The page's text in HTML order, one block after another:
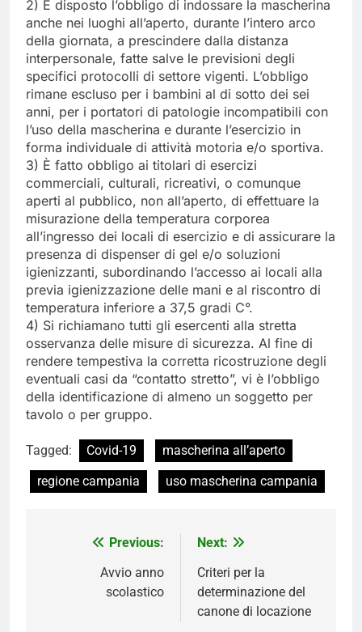
2) È disposto l’obbligo di indossare la mascherina
anche nei luoghi all’aperto, durante l’intero arco
della giornata, a prescindere dalla distanza
interpersonale, fatte salve le previsioni degli
specifici protocolli di settore vigenti. L’obbligo
rimane escluso per i bambini al di sotto dei sei
anni, per i portatori di patologie incompatibili con
l’uso della mascherina e durante l’esercizio in
forma individuale di attività motoria e/o sportiva.
3) È fatto obbligo ai titolari di esercizi
commerciali, culturali, ricreativi, o comunque
aperti al pubblico, non all’aperto, di effettuare la
misurazione della temperatura corporea
all’ingresso dei locali di esercizio e di assicurare la
presenza di dispenser di gel e/o soluzioni
igienizzanti, subordinando l’accesso ai locali alla
previa igienizzazione delle mani e al riscontro di
temperatura inferiore a 37,5 gradi C°.
4) Si richiamano tutti gli esercenti alla stretta
osservanza delle misure di sicurezza. Al fine di
rendere tempestiva la corretta ricostruzione degli
eventuali casi da “contatto stretto”, vi è l’obbligo
della identificazione di almeno un soggetto per
tavolo o per gruppo.
Tagged: Covid-19
mascherina all’aperto
regione campania
uso mascherina campania
NavigazionePrevious:
Avvio anno
scolastico
Next:
Criteri per la
determinazione del
canone di locazione